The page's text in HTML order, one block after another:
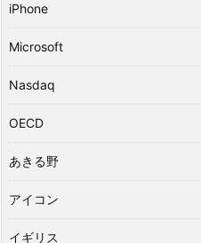
iPhone
Microsoft
Nasdaq
OECD
あきる野
アイコン
イギリス